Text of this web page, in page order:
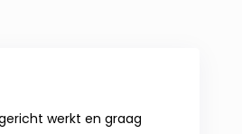
werkt en graag